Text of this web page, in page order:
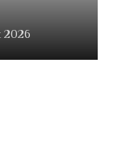
2026